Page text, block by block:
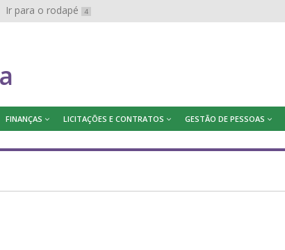
Ir para o rodapé 4
FINANÇAS LICITAÇÕES E CONTRATOS GESTÃO DE PESSOAS